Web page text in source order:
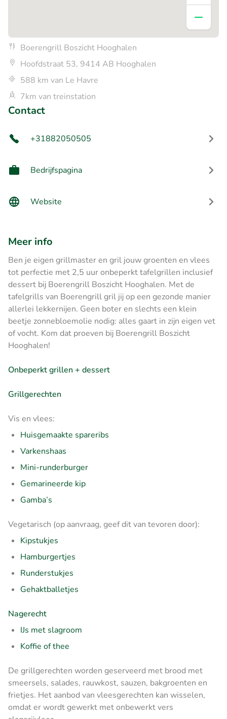
Boerengrill Boszicht Hooghalen
Hoofdstraat 53, 9414 AB Hooghalen
588 km van Le Havre
7km van treinstation
Contact
+31882050505
Bedrijfspagina
Website
Meer info
Ben je eigen grillmaster en gril jouw groenten en vlees
tot perfectie met 2,5 uur onbeperkt tafelgrillen inclusief
dessert bij Boerengrill Boszicht Hooghalen. Met de
tafelgrills van Boerengrill gril jij op een gezonde manier
allerlei lekkernijen. Geen boter en slechts een klein
beetje zonnebloemolie nodig: alles gaart in zijn eigen vet
of vocht. Kom dat proeven bij Boerengrill Boszicht
Hooghalen!
Onbeperkt grillen + dessert
Grillgerechten
Vis en vlees:
Huisgemaakte spareribs
Varkenshaas
Mini-runderburger
Gemarineerde kip
Gamba’s
Vegetarisch (op aanvraag, geef dit van tevoren door):
Kipstukjes
Hamburgertjes
Runderstukjes
Gehaktballetjes
Nagerecht
IJs met slagroom
Koffie of thee
De grillgerechten worden geserveerd met brood met
smeersels, salades, rauwkost, sauzen, bakgroenten en
frietjes. Het aanbod van vleesgerechten kan wisselen,
omdat er wordt gewerkt met onbewerkt vers